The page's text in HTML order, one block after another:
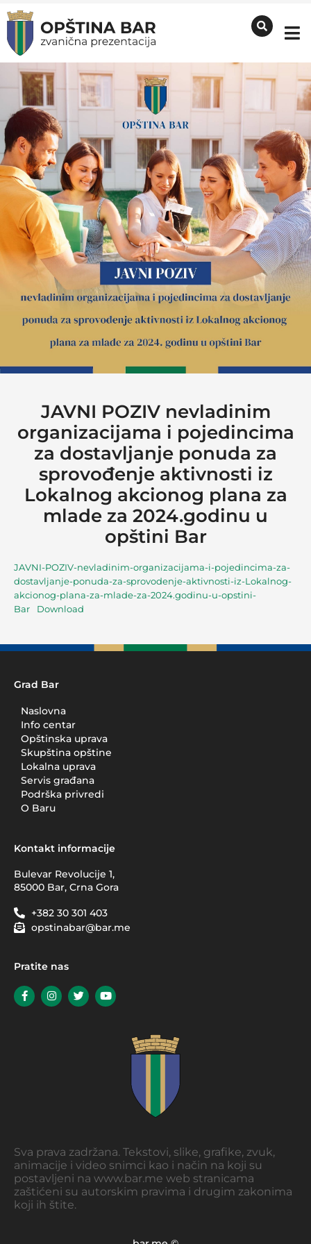
JAVNI POZIV nevladinim
organizacijama i pojedincima
za dostavljanje ponuda za
sprovođenje aktivnosti iz
Lokalnog akcionog plana za
mlade za 2024.godinu u
opštini Bar
JAVNI-POZIV-nevladinim-organizacijama-i-pojedincima-za-
dostavljanje-ponuda-za-sprovodenje-aktivnosti-iz-Lokalnog-
akcionog-plana-za-mlade-za-2024.godinu-u-opstini-
Bar
Download
Grad Bar
Naslovna
Info centar
Opštinska uprava
Skupština opštine
Lokalna uprava
Servis građana
Podrška privredi
O Baru
Kontakt informacije
Bulevar Revolucije 1,
85000 Bar, Crna Gora
+382 30 301 403
opstinabar@bar.me
Pratite nas
Sva prava zadržana. Tekstovi, slike, grafike, zvuk,
animacije i video snimci kao i način na koji su
postavljeni na www.bar.me web stranicama
zaštićeni su autorskim pravima i drugim zakonima
koji ih štite.